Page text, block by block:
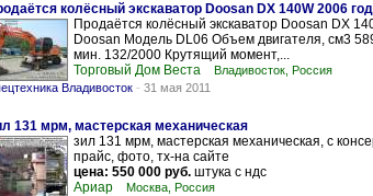
колёсный экскаватор Doosan DX 140W 2006 год
Продаётся колёсный экскаватор Doosan DX
Doosan Модель DL06 Объем двигателя, см3
мин. 132/2000 Крутящий момент,...
Торговый Дом Веста
Владивосток, Россия
Владивосток - 31 мая 2011
131 мрм, мастерская механическая
зил 131 мрм, мастерская механическая, с
прайс, фото, тх-на сайте
цена: 550 000 руб. штука с ндс
Ариар
Москва, Россия